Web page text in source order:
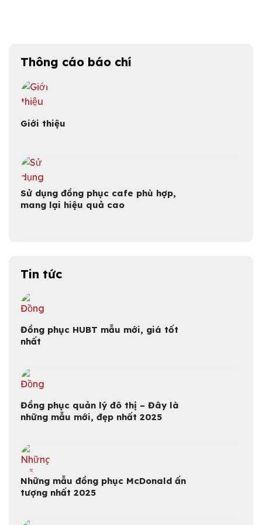
Thông cáo báo chí
Giới thiệu
Sử dụng đồng phục cafe phù hợp,
mang lại hiệu quả cao
Tin tức
Đồng phục HUBT mẫu mới, giá tốt
nhất
Đồng phục quản lý đô thị – Đây là
những mẫu mới, đẹp nhất 2025
Những mẫu đồng phục McDonald ấn
tượng nhất 2025